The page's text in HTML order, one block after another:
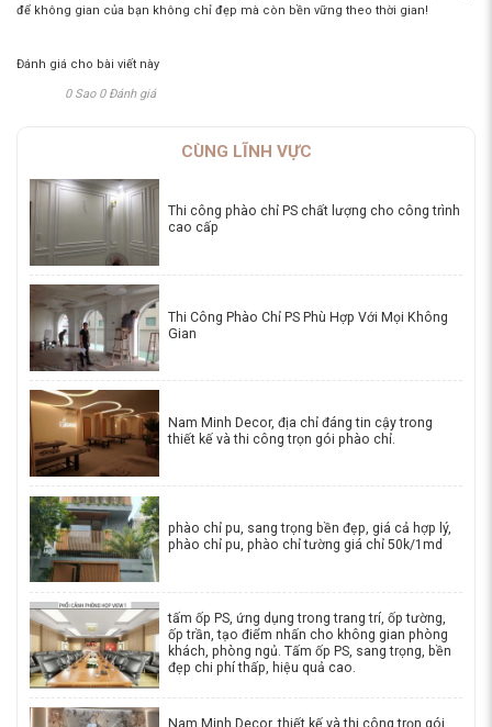
để không gian của bạn không chỉ đẹp mà còn bền vững theo thời gian!
Đánh giá cho bài viết này
0 Sao 0 Đánh giá
CÙNG LĨNH VỰC
Thi công phào chỉ PS chất lượng cho công trình
cao cấp
Thi Công Phào Chỉ PS Phù Hợp Với Mọi Không
Gian
Nam Minh Decor, địa chỉ đáng tin cậy trong
thiết kế và thi công trọn gói phào chỉ.
phào chỉ pu, sang trọng bền đẹp, giá cả hợp lý,
phào chỉ pu, phào chỉ tường giá chỉ 50k/1md
tấm ốp PS, ứng dụng trong trang trí, ốp tường,
ốp trần, tạo điểm nhấn cho không gian phòng
khách, phòng ngủ. Tấm ốp PS, sang trọng, bền
đẹp chi phí thấp, hiệu quả cao.
Nam Minh Decor, thiết kế và thi công trọn gói